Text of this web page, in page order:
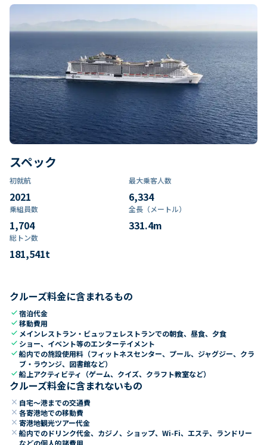
スペック
初就航
2021
最大乗客人数
6,334
乗組員数​
1,704
全長（メートル）
331.4m
総トン数​
181,541t
クルーズ料金に含まれるもの
check宿泊代金
check移動費用
check メインレストラン・ビュッフェレストランでの朝食、昼食、夕食
check ショー、イベント等のエンターテイメント
check船内での施設使用料（フィットネスセンター、プール、ジャグジー、クラ
ブ・ラウンジ、図書館など）
check船上アクティビティ（ゲーム、クイズ、クラフト教室など）
クルーズ料金に含まれないもの
close 自宅～港までの交通費
close 各寄港地での移動費
close 寄港地観光ツアー代金
close 船内でのドリンク代金、カジノ、ショップ、Wi-Fi、エステ、ランドリー
などの個人的諸費用